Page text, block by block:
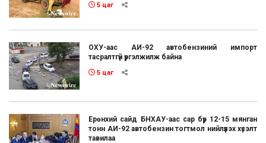
5 цаг
ОХУ-аас АИ-92 автобензиний импорт
тасралтгүй үргэлжилж байна
5 цаг
Ерөнхий сайд БНХАУ-аас сар бүр 12-15 мянган
тонн АИ-92 автобензин тогтмол нийлүүлэх хүсэлт
тавилаа